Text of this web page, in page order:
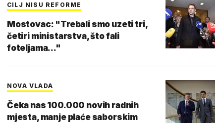
CILJ NISU REFORME
Mostovac: "Trebali smo uzeti tri,
četiri ministarstva, što fali
foteljama..."
NOVA VLADA
Čeka nas 100.000 novih radnih
mjesta, manje plaće saborskim